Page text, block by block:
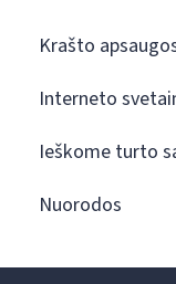
Krašto
Interneto
Ieškome turto
Nuorodos